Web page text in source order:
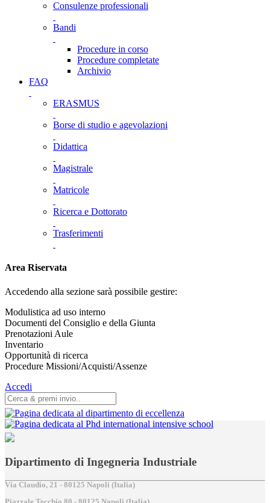
Consulenze professionali
Bandi
Procedure in corso
Procedure completate
Archivio
FAQ
ERASMUS
Borse di studio e agevolazioni
Didattica
Magistrale
Matricole
Ricerca e Dottorato
Trasferimenti
Area Riservata
Accedendo alla sezione sarà possibile gestire:
Modulistica ad uso interno
Documenti del Consiglio e della Giunta
Prenotazioni Aule
Inventario
Opportunità di ricerca
Procedure Missioni/Acquisti/Assenze
Accedi
Dipartimento di Ingegneria Industriale
Via Claudio, 21 - 80125 Napoli (Italia)